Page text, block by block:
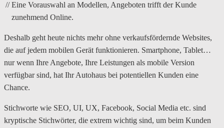
Eine Vorauswahl an Modellen, Angeboten trifft der Kunde
zunehmend Online.
Deshalb geht heute nichts mehr ohne verkaufsfördernde Websites,
die auf jedem mobilen Gerät funktionieren. Smartphone, Tablet…
nur wenn Ihre Angebote, Ihre Leistungen als mobile Version
verfügbar sind, hat Ihr Autohaus bei potentiellen Kunden eine
Chance.
Stichworte wie SEO, UI, UX, Facebook, Social Media etc. sind
kryptische Stichwörter, die extrem wichtig sind, um beim Kunden